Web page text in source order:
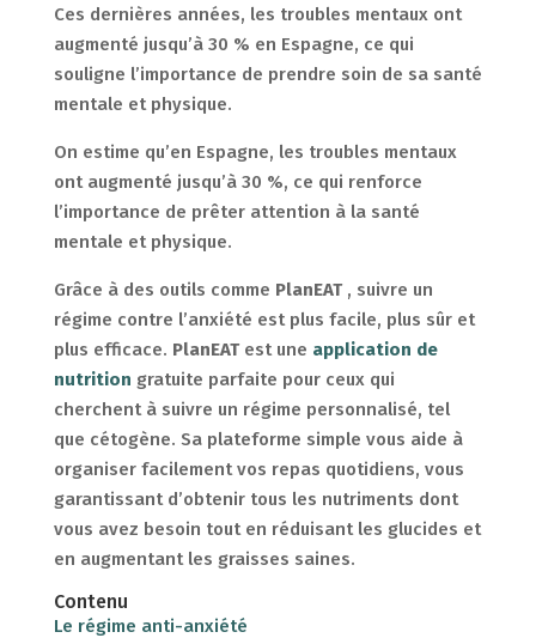
Ces dernières années, les troubles mentaux ont
augmenté jusqu’à 30 % en Espagne, ce qui
souligne l’importance de prendre soin de sa santé
mentale et physique.
On estime qu’en Espagne, les troubles mentaux
ont augmenté jusqu’à 30 %, ce qui renforce
l’importance de prêter attention à la santé
mentale et physique.
Grâce à des outils comme PlanEAT, suivre un
régime contre l’anxiété est plus facile, plus sûr et
plus efficace. PlanEATest une application de
nutrition gratuite parfaite pour ceux qui
cherchent à suivre un régime personnalisé, tel
que cétogène. Sa plateforme simple vous aide à
organiser facilement vos repas quotidiens, vous
garantissant d’obtenir tous les nutriments dont
vous avez besoin tout en réduisant les glucides et
en augmentant les graisses saines.
Contenu
Le régime anti-anxiété